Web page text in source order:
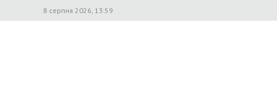
8 серпня 2026, 13:59